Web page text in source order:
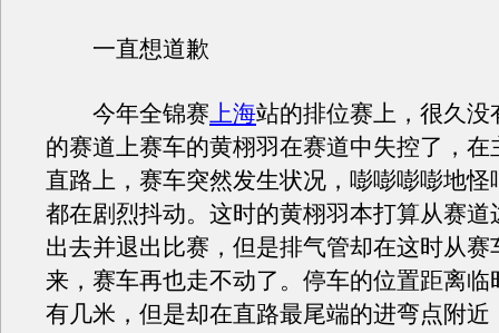
一直想道歉
今年全锦赛上海站的排位赛上，很久没
的赛道上赛车的黄栩羽在赛道中失控了，在
直路上，赛车突然发生状况，嘭嘭嘭嘭地怪
都在剧烈抖动。这时的黄栩羽本打算从赛道
出去并退出比赛，但是排气管却在这时从赛
来，赛车再也走不动了。停车的位置距离临
有几米，但是却在直路最尾端的进弯点附近